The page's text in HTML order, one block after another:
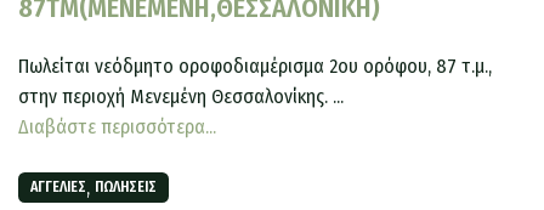
87ΤΜ(ΜΕΝΕΜΕΝΗ,ΘΕΣΣΑΛΟΝΙΚΗ)
Πωλείται νεόδμητο οροφοδιαμέρισμα 2ου ορόφου, 87 τ.μ.,
στην περιοχή Μενεμένη Θεσσαλονίκης. ...
Διαβάστε περισσότερα...
ΑΓΓΕΛΊΕΣ, ΠΩΛΉΣΕΙΣ